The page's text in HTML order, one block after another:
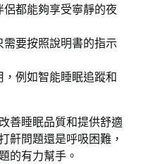
都能夠享受寧靜的夜
要按照說明書的指示
例如智能睡眠追蹤和
善睡眠品質和提供舒適
鼾問題還是呼吸困難，
的有力幫手。